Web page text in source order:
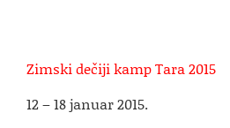
Zimski dečiji kamp Tara 2015
12 – 18 januar 2015.